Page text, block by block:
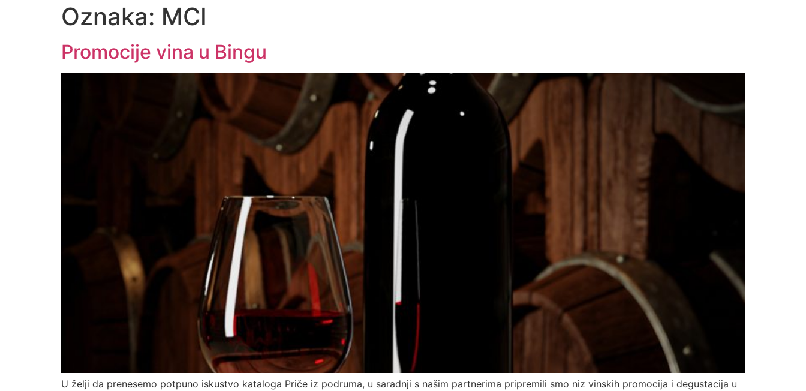
Oznaka: MCI
Promocije vina u Bingu
U želji da prenesemo potpuno iskustvo kataloga Priče iz podruma, u saradnji s našim partnerima pripremili smo niz vinskih promocija i degustacija u